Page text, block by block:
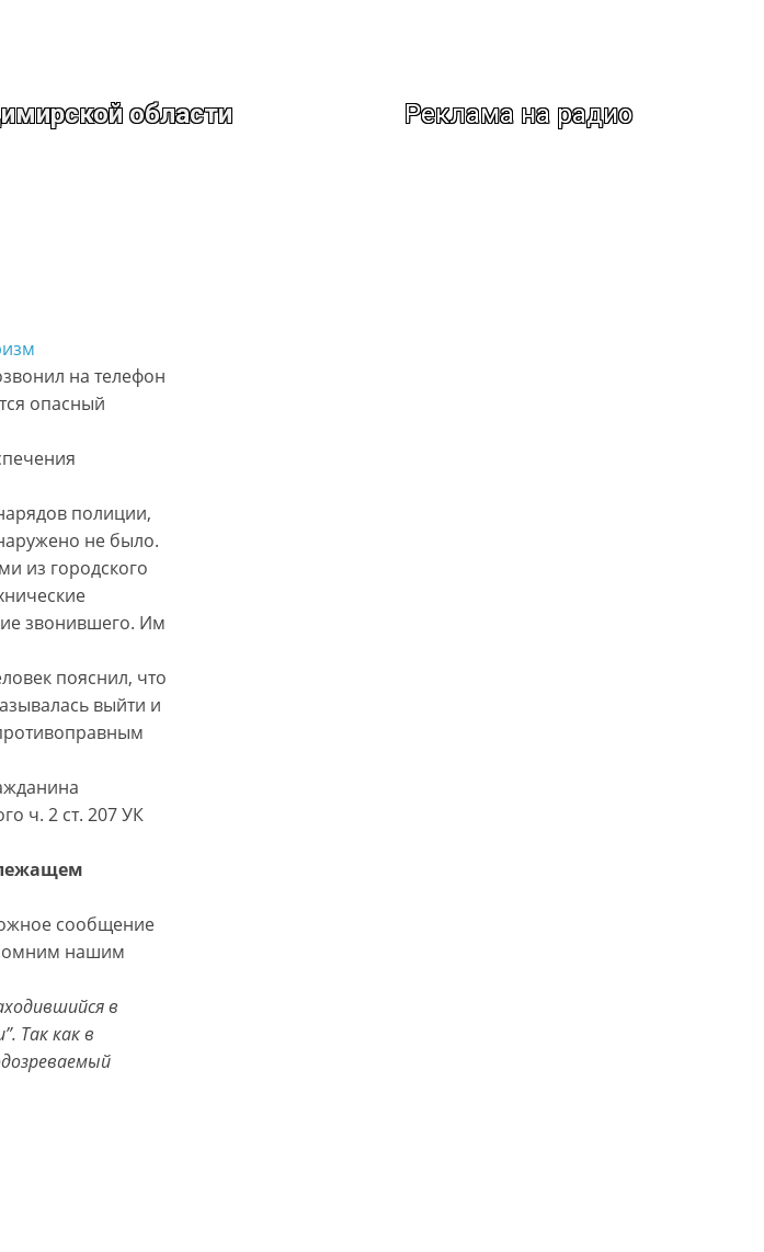
области Реклама на радио
на телефон
опасный
полиции,
не было.
из городского
звонившего. Им
пояснил, что
выйти и
ч. 2 ст. 207 УК
сообщение
нашим
в
Так как в